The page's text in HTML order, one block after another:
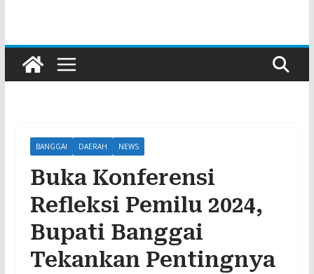
BANGGAI DAERAH NEWS
Buka Konferensi
Refleksi Pemilu 2024,
Bupati Banggai
Tekankan Pentingnya